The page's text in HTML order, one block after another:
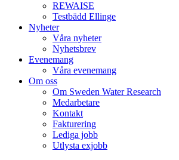
REWAISE
Testbädd Ellinge
Nyheter
Våra nyheter
Nyhetsbrev
Evenemang
Våra evenemang
Om oss
Om Sweden Water Research
Medarbetare
Kontakt
Fakturering
Lediga jobb
Utlysta exjobb